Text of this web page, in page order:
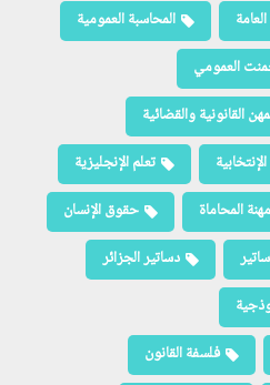
المحاسبة العمومية
العمومي
القانونية والقضائية
تعلم الإنجليزية
المحاماة
حقوق الإنسان
دساتير الجزائر
فلسفة القانون